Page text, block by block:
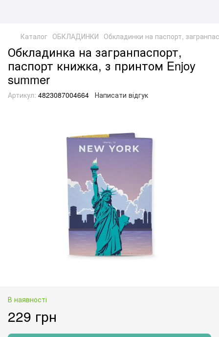
Каталог ОБКЛАДИНКИ Обкладинки на паспорт,
Обкладинка на загранпаспорт,
паспорт книжка, з принтом Enjoy
summer
Артикул: 4823087004664 Написати відгук
В наявності
229 грн